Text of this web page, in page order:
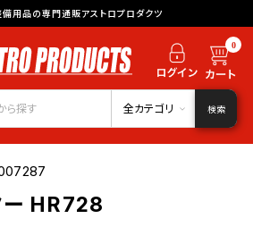
備用品の専門通販アストロプロダクツ
0
全カテゴリ 検索
ー HR728